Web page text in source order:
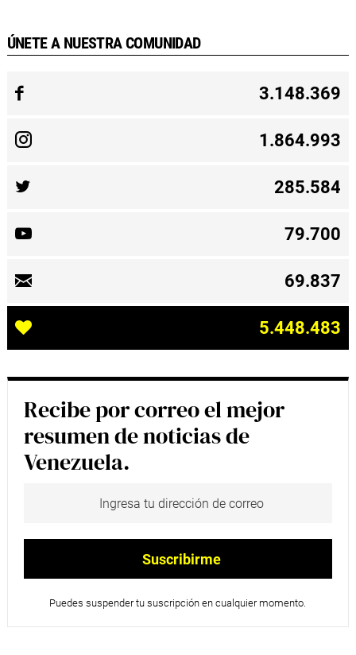
ÚNETE A NUESTRA COMUNIDAD
3.148.369
1.864.993
285.584
79.700
69.837
5.448.483
Recibe por correo el mejor
resumen de noticias de
Venezuela.
Puedes suspender tu suscripción en cualquier momento.